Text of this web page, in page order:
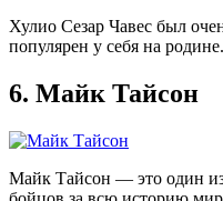
Хулио Сезар Чавес был
популярен у себя на родине.
6. Майк Тайсон
Майк Тайсон — это один